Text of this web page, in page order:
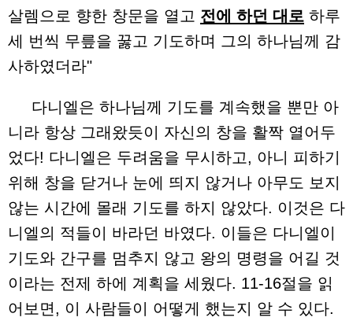
살렘으로 향한 창문을 열고 전에 하던 대로 하루
세 번씩 무릎을 꿇고 기도하며 그의 하나님께 감
사하였더라"
다니엘은 하나님께 기도를 계속했을 뿐만 아
니라 항상 그래왔듯이 자신의 창을 활짝 열어두
었다! 다니엘은 두려움을 무시하고, 아니 피하기
위해 창을 닫거나 눈에 띄지 않거나 아무도 보지
않는 시간에 몰래 기도를 하지 않았다. 이것은 다
니엘의 적들이 바라던 바였다. 이들은 다니엘이
기도와 간구를 멈추지 않고 왕의 명령을 어길 것
이라는 전제 하에 계획을 세웠다. 11-16절을 읽
어보면, 이 사람들이 어떻게 했는지 알 수 있다.